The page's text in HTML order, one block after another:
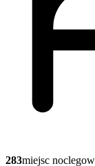
283miejsc